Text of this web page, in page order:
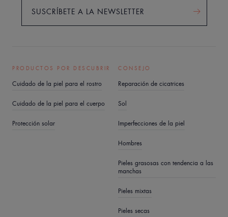
SUSCRÍBETE A LA NEWSLETTER
PRODUCTOS POR DESCUBRIR
Cuidado de la piel para el rostro
Cuidado de la piel para el cuerpo
Protección solar
CONSEJO
Reparación de cicatrices
Sol
Imperfecciones de la piel
Hombres
Pieles grasosas con tendencia a las
manchas
Pieles mixtas
Pieles secas